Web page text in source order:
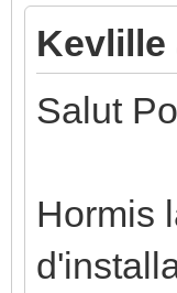
Kevlille
Salut
Hormis